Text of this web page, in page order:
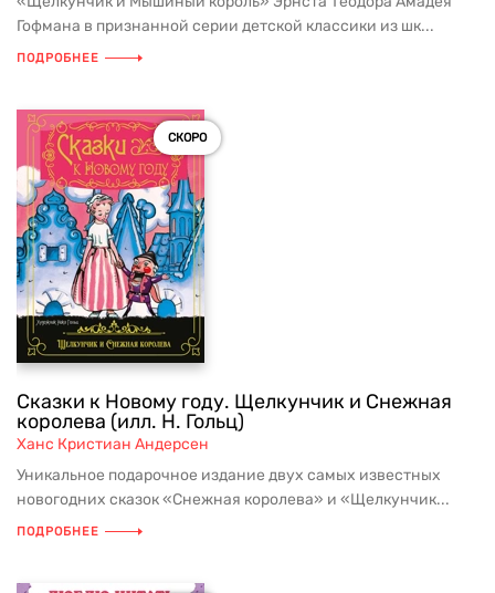
Гофмана в признанной серии детской классики из шк...
ПОДРОБНЕЕ
СКОРО
Сказки к Новому году. Щелкунчик и Снежная
королева (илл. Н. Гольц)
Ханс Кристиан Андерсен
Уникальное подарочное издание двух самых известных
новогодних сказок «Снежная королева» и «Щелкунчик...
ПОДРОБНЕЕ